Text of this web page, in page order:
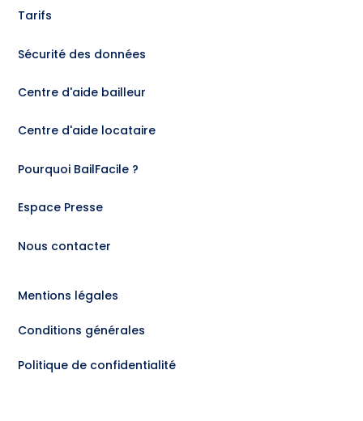
Tarifs
Sécurité des données
Centre d'aide bailleur
Centre d'aide locataire
Pourquoi BailFacile ?
Espace Presse
Nous contacter
Mentions légales
Conditions générales
Politique de confidentialité